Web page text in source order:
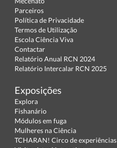
Parceiros
Política de Privacidade
Termos de Utilização
Escola Ciência Viva
Contactar
Relatório Anual RCN 2024
Relatório Intercalar RCN 2025
Exposições
Explora
Fishanário
Módulos em fuga
Mulheres na Ciência
TCHARAN! Circo de experiências